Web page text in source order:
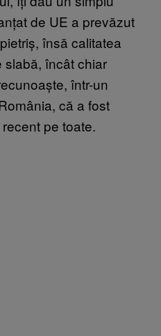
de UE a prevăzut
însă calitatea
slabă, încât chiar
într-un
că a fost
pe toate.